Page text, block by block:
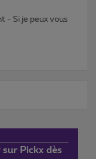
- Si je peux vous
Pickx dès